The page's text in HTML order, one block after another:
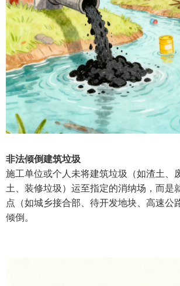
非法倾倒建筑垃圾
施工单位或个人未将建筑垃圾（如渣土、
土、装修垃圾）运至指定的消纳场，而是
点（如城乡接合部、待开发地块、高速公
倾倒。